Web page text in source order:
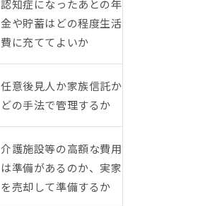
認知症になったあとの年
金や貯蓄はどの程度生活
費に充ててよいか
任意後見人か家族信託か
どの手法で管理するか
介護施設等の高額な費用
は準備があるのか、実家
を売却して準備するか